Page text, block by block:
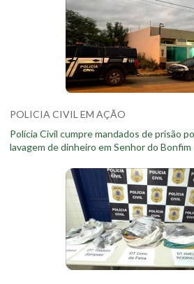
POLICIA CIVIL EM AÇÃO
Polícia Civil cumpre mandados de prisão
lavagem de dinheiro em Senhor do Bonfim